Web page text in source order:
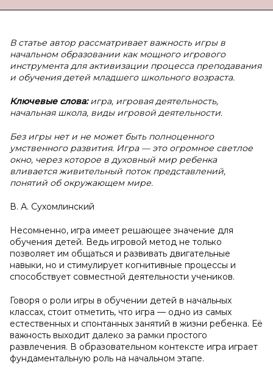
В статье автор рассматривает важность игры в
начальном образовании как мощного игрового
инструмента для активизации процесса преподавания
и обучения детей младшего школьного возраста.
Ключевые слова:игра, игровая деятельность,
начальная школа, виды игровой деятельности.
Без игры нет и не может быть полноценного
умственного развития. Игра — это огромное светлое
окно, через которое в духовный мир ребенка
вливается живительный поток представлений,
понятий об окружающем мире.
В. А. Сухомлинский
Несомненно, игра имеет решающее значение для
обучения детей. Ведь игровой метод не только
позволяет им общаться и развивать двигательные
навыки, но и стимулирует когнитивные процессы и
способствует совместной деятельности учеников.
Говоря о роли игры в обучении детей в начальных
классах, стоит отметить, что игра — одно из самых
естественных и спонтанных занятий в жизни ребенка. Её
важность выходит далеко за рамки простого
развлечения. В образовательном контексте игра играет
фундаментальную роль на начальном этапе.